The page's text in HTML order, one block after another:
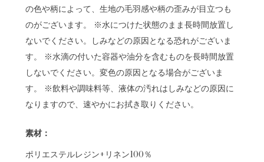
の色や柄によって、生地の毛羽感や柄の歪みが目立つも
のがございます。 ※水につけた状態のまま長時間放置し
ないでください。しみなどの原因となる恐れがございま
す。 ※水滴の付いた容器や油分を含むものを長時間放置
しないでください。変色の原因となる場合がございま
す。 ※飲料や調味料等、液体の汚れはしみなどの原因に
なりますので、速やかにお拭き取りください。
素材：
ポリエステルレジン+リネン100％